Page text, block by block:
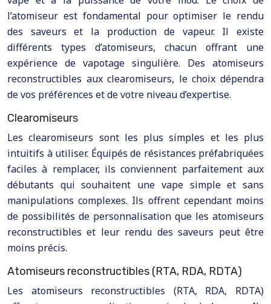
l’atomiseur est fondamental pour optimiser le rendu
des saveurs et la production de vapeur. Il existe
différents types d’atomiseurs, chacun offrant une
expérience de vapotage singulière. Des atomiseurs
reconstructibles aux clearomiseurs, le choix dépendra
de vos préférences et de votre niveau d’expertise.
Clearomiseurs
Les clearomiseurs sont les plus simples et les plus
intuitifs à utiliser. Équipés de résistances préfabriquées
faciles à remplacer, ils conviennent parfaitement aux
débutants qui souhaitent une vape simple et sans
manipulations complexes. Ils offrent cependant moins
de possibilités de personnalisation que les atomiseurs
reconstructibles et leur rendu des saveurs peut être
moins précis.
Atomiseurs reconstructibles (RTA, RDA, RDTA)
Les atomiseurs reconstructibles (RTA, RDA, RDTA)